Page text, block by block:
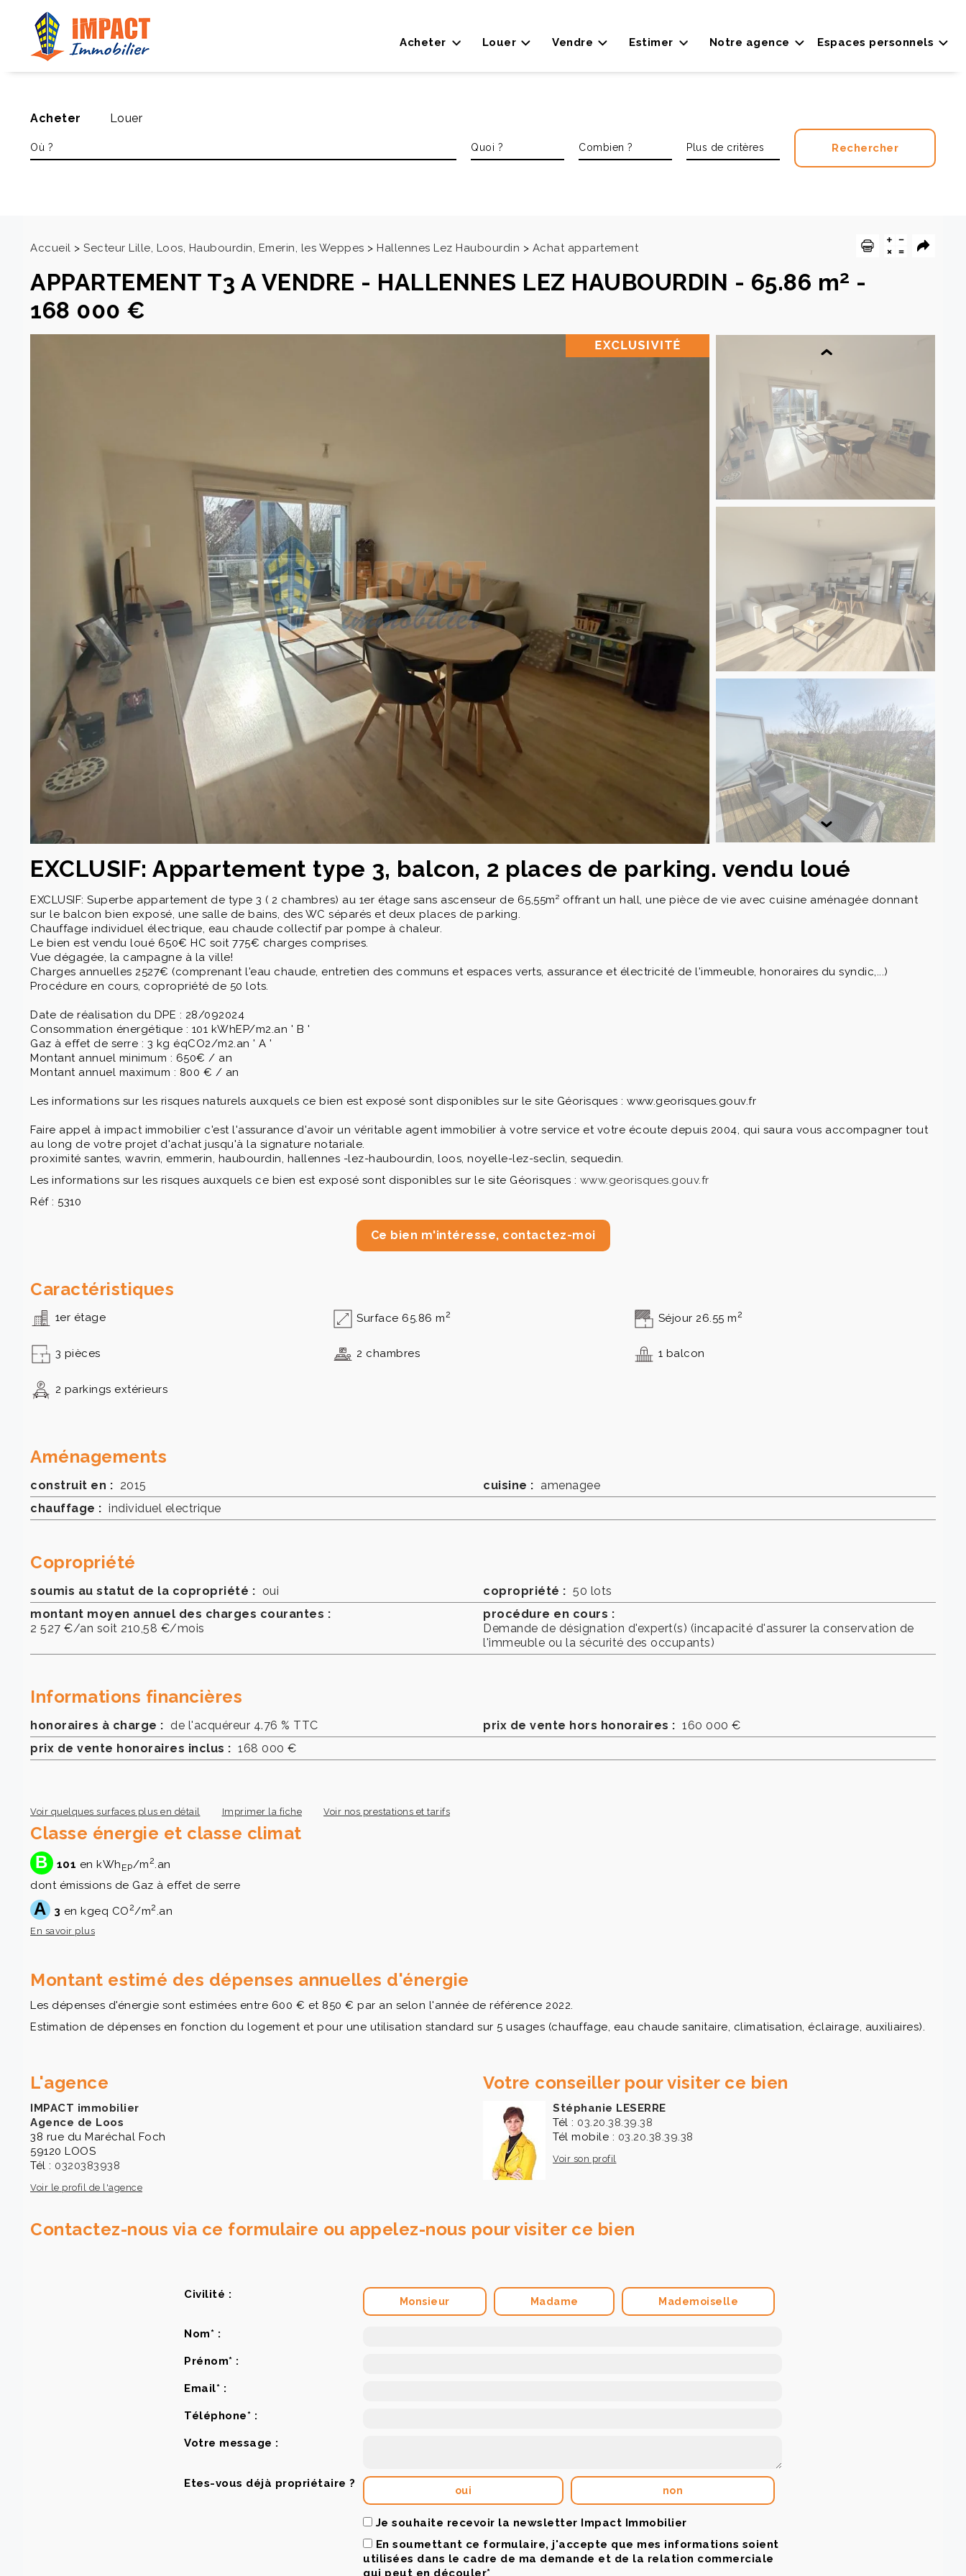
Espaces personnels
Acheter Louer Vendre Estimer Notre agence
Acheter Louer
Accueil > Secteur Lille, Loos, Haubourdin, Emerin, les Weppes > Hallennes Lez Haubourdin > Achat appartement
APPARTEMENT T3 A VENDRE - HALLENNES LEZ HAUBOURDIN - 65.86 m2 -
168 000 €
EXCLUSIF: Appartement type 3, balcon, 2 places de parking. vendu loué
EXCLUSIF: Superbe appartement de type 3 ( 2 chambres) au 1er étage sans ascenseur de 65,55m² offrant un hall, une pièce de vie avec cuisine aménagée donnant
sur le balcon bien exposé, une salle de bains, des WC séparés et deux places de parking.
Chauffage individuel électrique, eau chaude collectif par pompe à chaleur.
Le bien est vendu loué 650€ HC soit 775€ charges comprises.
Vue dégagée, la campagne à la ville!
Charges annuelles 2527€ (comprenant l'eau chaude, entretien des communs et espaces verts, assurance et électricité de l'immeuble, honoraires du syndic,...)
Procédure en cours, copropriété de 50 lots.
Date de réalisation du DPE : 28/092024
Consommation énergétique : 101 kWhEP/m2.an ' B '
Gaz à effet de serre : 3 kg éqCO2/m2.an ' A '
Montant annuel minimum : 650€ / an
Montant annuel maximum : 800 € / an
Les informations sur les risques naturels auxquels ce bien est exposé sont disponibles sur le site Géorisques : www.georisques.gouv.fr
Faire appel à impact immobilier c'est l'assurance d'avoir un véritable agent immobilier à votre service et votre écoute depuis 2004, qui saura vous accompagner tout
au long de votre projet d'achat jusqu'à la signature notariale.
proximité santes, wavrin, emmerin, haubourdin, hallennes -lez-haubourdin, loos, noyelle-lez-seclin, sequedin.
Les informations sur les risques auxquels ce bien est exposé sont disponibles sur le site Géorisques : www.georisques.gouv.fr
Réf : 5310
Ce bien m'intéresse, contactez-moi
Caractéristiques
1er étage Surface 65.86 m2 Séjour 26.55 m2
3 pièces 2 chambres 1 balcon
2 parkings extérieurs
Aménagements
construit en : 2015 cuisine : amenagee
chauffage : individuel electrique
Copropriété
soumis au statut de la copropriété : oui copropriété : 50 lots
montant moyen annuel des charges courantes :
2 527 €/an soit 210,58 €/mois
procédure en cours :
Demande de désignation d'expert(s) (incapacité d'assurer la conservation de
l'immeuble ou la sécurité des occupants)
Informations financières
honoraires à charge : de l'acquéreur 4.76 % TTC prix de vente hors honoraires : 160 000 €
prix de vente honoraires inclus : 168 000 €
Voir quelques surfaces plus en détail Imprimer la fiche Voir nos prestations et tarifs
Classe énergie et classe climat
B 101 en kWh EP/m2.an
dont émissions de Gaz à effet de serre
A 3 en kgeq CO2/m2.an
En savoir plus
Montant estimé des dépenses annuelles d'énergie
Les dépenses d'énergie sont estimées entre 600 € et 850 € par an selon l'année de référence 2022.
Estimation de dépenses en fonction du logement et pour une utilisation standard sur 5 usages (chauffage, eau chaude sanitaire, climatisation, éclairage, auxiliaires).
L'agence
IMPACT immobilier
Agence de Loos
38 rue du Maréchal Foch
59120 LOOS
Tél : 0320383938
Voir le profil de l'agence
Votre conseiller pour visiter ce bien
Stéphanie LESERRE
Tél : 03.20.38.39.38
Tél mobile : 03.20.38.39.38
Voir son profil
Contactez-nous via ce formulaire ou appelez-nous pour visiter ce bien
Civilité :
Monsieur Madame Mademoiselle
Nom* :
Prénom* :
Email* :
Téléphone* :
Votre message :
Etes-vous déjà propriétaire ?
oui non
Je souhaite recevoir la newsletter Impact Immobilier
En soumettant ce formulaire, j'accepte que mes informations soient
utilisées dans le cadre de ma demande et de la relation commerciale
qui peut en découler*